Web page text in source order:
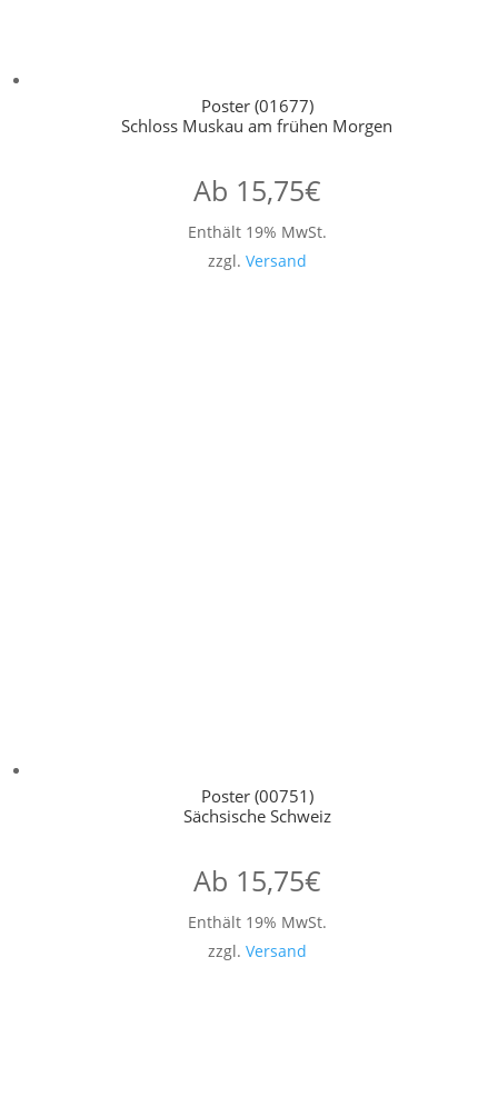
Poster (01677)
Schloss Muskau am frühen Morgen
Ab 15,75€
Enthält 19% MwSt.
zzgl. Versand
Poster (00751)
Sächsische Schweiz
Ab 15,75€
Enthält 19% MwSt.
zzgl. Versand